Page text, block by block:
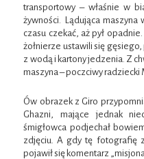
transportowy – właśnie w
żywności. Lądująca maszyna
czasu czekać, aż pył
żołnierze ustawili się
z wodą i kartony jedzenia. Z
maszyna – poczciwy radziecki
Ów obrazek z Giro
Ghazni, mające jednak
śmigłowca podjechał
zdjęciu. A gdy tę fotografię
pojawił się komentarz